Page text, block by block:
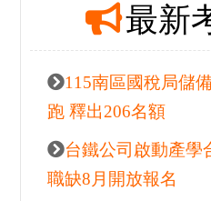
最新
115南區國稅局儲
跑 釋出206名額
台鐵公司啟動產學
職缺8月開放報名